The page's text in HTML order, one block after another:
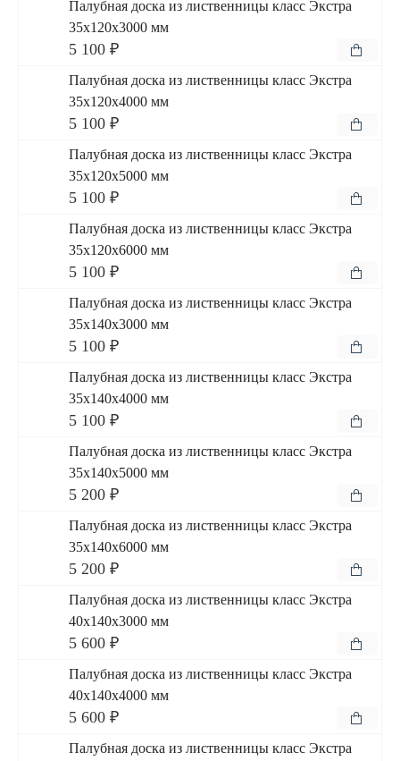
Палубная доска из лиственницы класс Экстра
35x120x3000 мм
5 100 ₽
Палубная доска из лиственницы класс Экстра
35x120x4000 мм
5 100 ₽
Палубная доска из лиственницы класс Экстра
35x120x5000 мм
5 100 ₽
Палубная доска из лиственницы класс Экстра
35x120x6000 мм
5 100 ₽
Палубная доска из лиственницы класс Экстра
35x140x3000 мм
5 100 ₽
Палубная доска из лиственницы класс Экстра
35x140x4000 мм
5 100 ₽
Палубная доска из лиственницы класс Экстра
35x140x5000 мм
5 200 ₽
Палубная доска из лиственницы класс Экстра
35x140x6000 мм
5 200 ₽
Палубная доска из лиственницы класс Экстра
40x140x3000 мм
5 600 ₽
Палубная доска из лиственницы класс Экстра
40x140x4000 мм
5 600 ₽
Палубная доска из лиственницы класс Экстра